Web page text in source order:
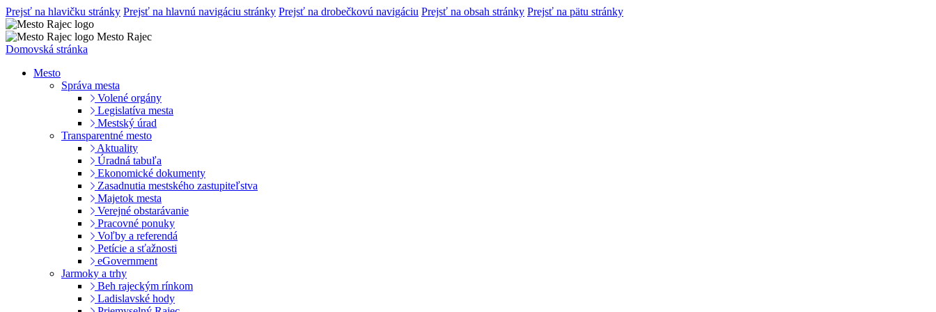
Prejsť na hlavičku stránky Prejsť na hlavnú navigáciu stránky Prejsť na drobečkovú navigáciu Prejsť na obsah stránky Prejsť na pätu stránky
Mesto Rajec
Domovská stránka
Mesto
Správa mesta
Volené orgány
Legislatíva mesta
Mestský úrad
Transparentné mesto
Aktuality
Úradná tabuľa
Ekonomické dokumenty
Zasadnutia mestského zastupiteľstva
Majetok mesta
Verejné obstarávanie
Pracovné ponuky
Voľby a referendá
Petície a sťažnosti
eGovernment
Jarmoky a trhy
Beh rajeckým rínkom
Ladislavské hody